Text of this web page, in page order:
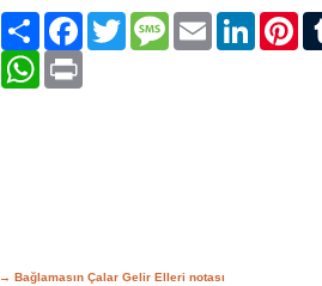
Paylaş FacebookTwitter Message Email LinkedIn
WhatsApp
→ Bağlamasın Çalar Gelir Elleri notası